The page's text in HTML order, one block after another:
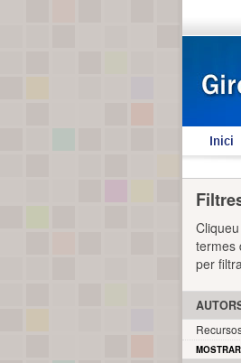
Inici
termes
per